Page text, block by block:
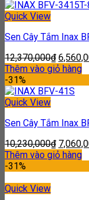
Quick View
Sen Cây Tắm Inax
12,370,000₫
Thêm vào giỏ hàng
-31%
Quick View
Sen Cây Tắm Inax
10,230,000₫
Thêm vào giỏ hàng
-31%
Quick View